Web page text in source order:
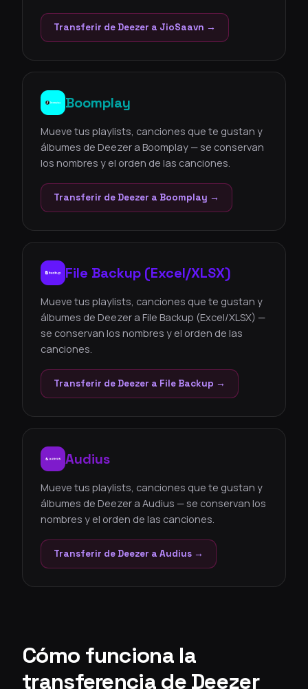
Transferir de Deezer a JioSaavn →
Boomplay
Mueve tus playlists, canciones que te gustan y
álbumes de Deezer a Boomplay — se conservan
los nombres y el orden de las canciones.
Transferir de Deezer a Boomplay →
File Backup (Excel/XLSX)
Mueve tus playlists, canciones que te gustan y
álbumes de Deezer a File Backup (Excel/XLSX) —
se conservan los nombres y el orden de las
canciones.
Transferir de Deezer a File Backup →
Audius
Mueve tus playlists, canciones que te gustan y
álbumes de Deezer a Audius — se conservan los
nombres y el orden de las canciones.
Transferir de Deezer a Audius →
Cómo funciona la
transferencia de Deezer